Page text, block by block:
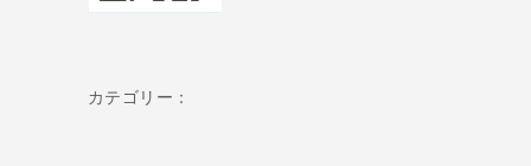
カテゴリー：